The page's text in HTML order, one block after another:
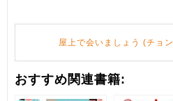
屋上で会いましょう (チョ
おすすめ関連書籍: